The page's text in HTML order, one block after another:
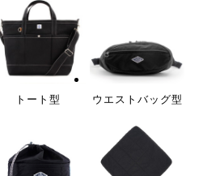
トート型 ウエストバッグ型